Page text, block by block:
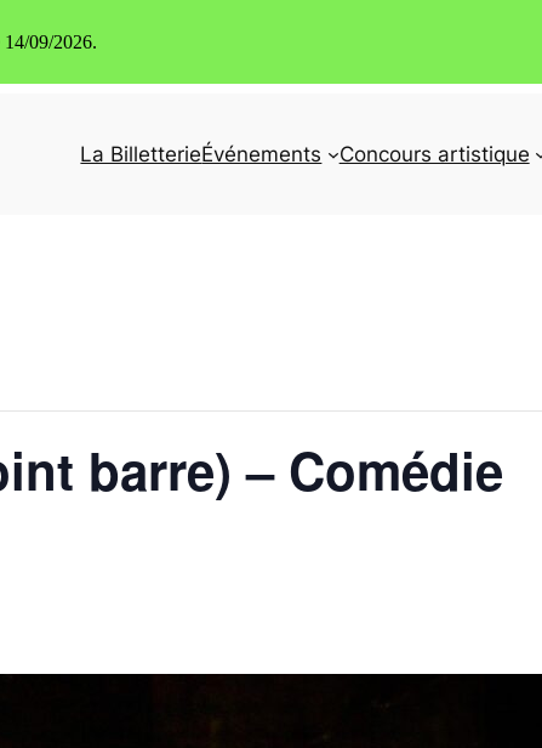
La BilletterieÉvénements Concours artistique
barre) – Comédie
09/2026.